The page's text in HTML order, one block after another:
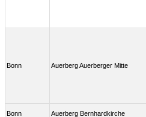
Bonn Auerberg Auerberger Mitte
Bonn Auerberg Bernhardkirche